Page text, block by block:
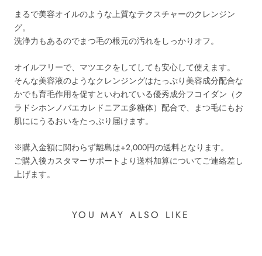
まるで美容オイルのような上質なテクスチャーのクレンジン
グ。
洗浄力もあるのでまつ毛の根元の汚れをしっかりオフ。
オイルフリーで、マツエクをしてしても安心して使えます。
そんな美容液のようなクレンジングはたっぷり美容成分配合な
かでも育毛作用を促すといわれている優秀成分フコイダン（ク
ラドシホンノバエカレドニアエ多糖体）配合で、まつ毛にもお
肌ににうるおいをたっぷり届けます。
※購入金額に関わらず離島は+2,000円の送料となります。
ご購入後カスタマーサポートより送料加算についてご連絡差し
上げます。
YOU MAY ALSO LIKE